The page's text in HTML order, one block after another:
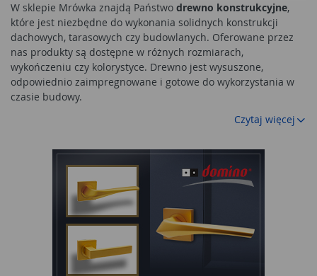
W sklepie Mrówka znajdą Państwo drewno konstrukcyjne,
które jest niezbędne do wykonania solidnych konstrukcji
dachowych, tarasowych czy budowlanych. Oferowane przez
nas produkty są dostępne w różnych rozmiarach,
wykończeniu czy kolorystyce. Drewno jest wysuszone,
odpowiednio zaimpregnowane i gotowe do wykorzystania w
czasie budowy.
zwrócić uwagę na kilka ważnych aspektów, takich jak:
Drewno budowlane
różni się klasą, w zależności od
zastosowania. Przykładowo do budowy domu szkieletowego
używa się surowca klasy C24, a do wykonania konstrukcji
Czytaj więcej